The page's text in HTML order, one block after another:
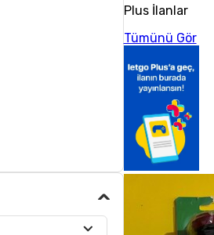
Plus İlanlar
Tümünü Gör